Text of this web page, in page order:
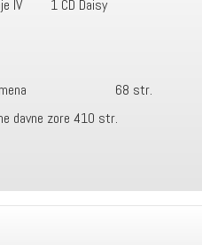
IV 1 CD Daisy
vremena 68 str.
davne zore 410 str.